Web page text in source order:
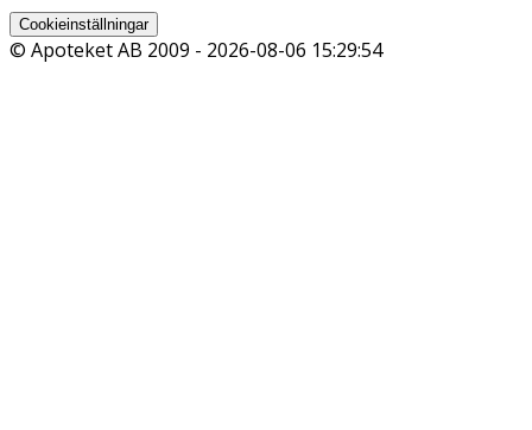
Cookieinställningar
© Apoteket AB 2009 - 2026-08-06 15:29:54